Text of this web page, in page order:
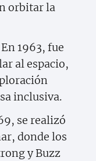
orbitar la
En 1963, fue
al espacio,
inclusiva.
se realizó
donde los
y Buzz